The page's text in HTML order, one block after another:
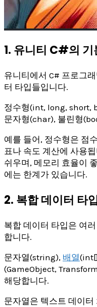
1. 유니티 C#의 기
유니티에서 C# 프로그
터 타입들입니다.
정수형(int, long, short,
문자형(char), 불린형
예를 들어, 정수형은 점
표나 속도 계산에 사용
쉬우며, 메모리 효율이
에는 한계가 있습니다.
2. 복합 데이터 타
복합 데이터 타입은 여
합니다.
문자열(string), 배열
(GameObject,
해당합니다.
문자열은 텍스트 데이터